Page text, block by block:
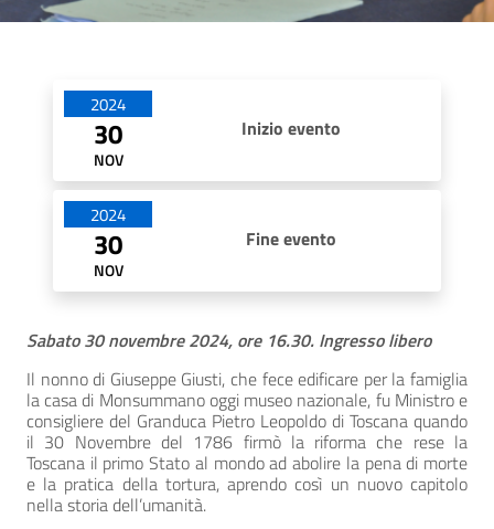
Date di apertura
2024
30
NOV
Inizio evento
2024
30
NOV
Fine evento
Sabato 30 novembre 2024, ore 16.30. Ingresso libero
Il nonno di Giuseppe Giusti, che fece edificare per la famiglia
la casa di Monsummano oggi museo nazionale, fu Ministro e
consigliere del Granduca Pietro Leopoldo di Toscana quando
il 30 Novembre del 1786 firmò la riforma che rese la
Toscana il primo Stato al mondo ad abolire la pena di morte
e la pratica della tortura, aprendo così un nuovo capitolo
nella storia dell’umanità.